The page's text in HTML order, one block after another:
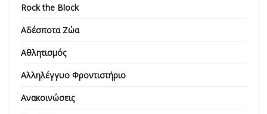
Rock the Block
Αδέσποτα Ζώα
Αθλητισμός
Αλληλέγγυο Φροντιστήριο
Ανακοινώσεις